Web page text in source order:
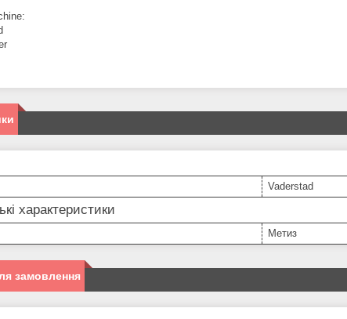
Vaderstad
характеристики
Метиз
замовлення